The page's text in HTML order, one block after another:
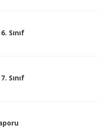
Sınıf
Sınıf